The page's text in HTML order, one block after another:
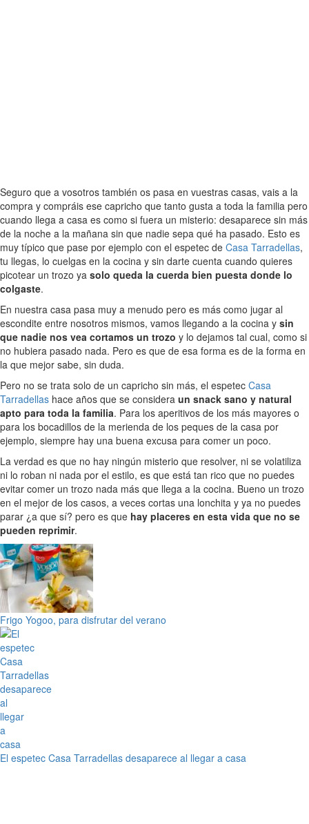
Seguro que a vosotros también os pasa en vuestras casas, vais a la
compra y compráis ese capricho que tanto gusta a toda la familia pero
cuando llega a casa es como si fuera un misterio: desaparece sin más
de la noche a la mañana sin que nadie sepa qué ha pasado. Esto es
muy típico que pase por ejemplo con el espetec de Casa Tarradellas,
tu llegas, lo cuelgas en la cocina y sin darte cuenta cuando quieres
picotear un trozo ya solo queda la cuerda bien puesta donde lo
colgaste.
En nuestra casa pasa muy a menudo pero es más como jugar al
escondite entre nosotros mismos, vamos llegando a la cocina y sin
que nadie nos vea cortamos un trozo y lo dejamos tal cual, como si
no hubiera pasado nada. Pero es que de esa forma es de la forma en
la que mejor sabe, sin duda.
Pero no se trata solo de un capricho sin más, el espetec Casa
Tarradellas hace años que se considera un snack sano y natural
apto para toda la familia. Para los aperitivos de los más mayores o
para los bocadillos de la merienda de los peques de la casa por
ejemplo, siempre hay una buena excusa para comer un poco.
La verdad es que no hay ningún misterio que resolver, ni se volatiliza
ni lo roban ni nada por el estilo, es que está tan rico que no puedes
evitar comer un trozo nada más que llega a la cocina. Bueno un trozo
en el mejor de los casos, a veces cortas una lonchita y ya no puedes
parar ¿a que sí? pero es que hay placeres en esta vida que no se
pueden reprimir.
Frigo Yogoo, para disfrutar del verano
El espetec Casa Tarradellas desaparece al llegar a casa